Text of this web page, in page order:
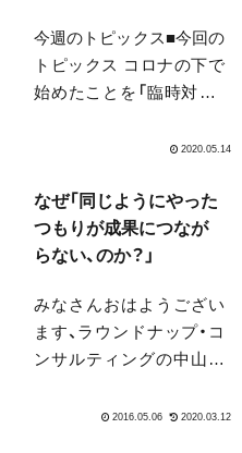
す。その理由と対策と
は。
今週のトピックス■今回の
トピックス コロナの下で
始めたことを「臨時対応」
えよう HPの更新を未だに
なリスク・コスト 小さい
会社は速いスピードで舵
を切れることが、最も大事
なぜ「同じようにやった
つもりが成果につなが
らない、のか？」
みなさんおはようござい
ます、ラウンドナップ・コ
ンサルティングの中山で
災された方、心よりお見舞